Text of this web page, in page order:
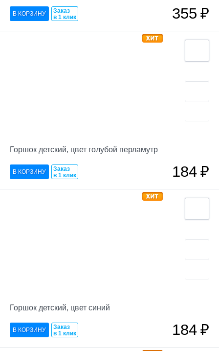
Заказ
в 1 клик
355₽
Горшок детский, цвет голубой перламутр
Заказ
в 1 клик
184₽
Горшок детский, цвет синий
Заказ
в 1 клик
184₽